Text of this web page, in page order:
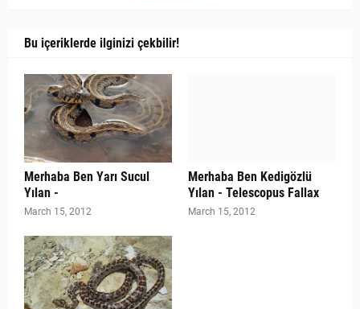
Bu içeriklerde ilginizi çekbilir!
Merhaba Ben Yarı Sucul
Yılan -
March 15, 2012
Merhaba Ben Kedigözlü
Yılan - Telescopus Fallax
March 15, 2012